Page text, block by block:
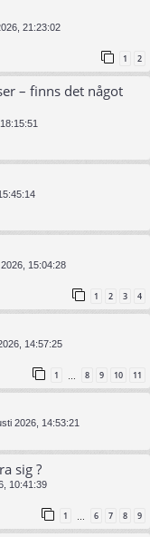
21:23:02
1 2
– finns det något
15:04:28
1 2 3 4
14:57:25
1 8 9 10 11
2026, 14:53:21
sig ?
10:41:39
1 6 7 8 9